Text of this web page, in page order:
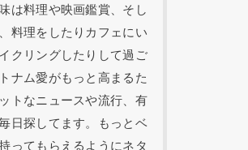
は料理や映画鑑賞、そし
料理をしたりカフェにい
クリングしたりして過ご
ナム愛がもっと高まるた
トなニュースや流行、有
日探してます。もっとベ
ってもらえるようにネタ